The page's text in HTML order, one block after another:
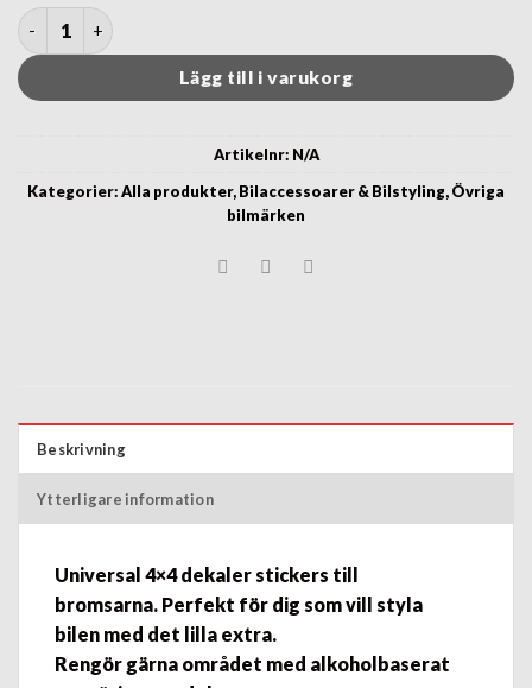
Universal 4x4 broms dekaler sticker mängd
Lägg till i varukorg
Artikelnr: N/A
Kategorier:Alla produkter,Bilaccessoarer & Bilstyling,Övriga
bilmärken
Beskrivning
Ytterligare information
Universal 4×4 dekaler stickers till
bromsarna. Perfekt för dig som vill styla
bilen med det lilla extra.
Rengör gärna området med alkoholbaserat